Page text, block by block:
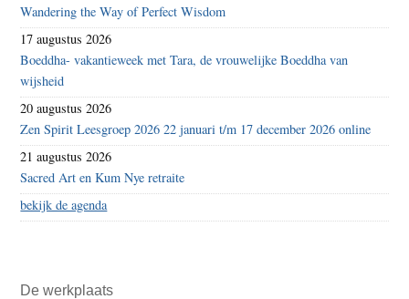
Wandering the Way of Perfect Wisdom
17 augustus 2026
Boeddha- vakantieweek met Tara, de vrouwelijke Boeddha van
wijsheid
20 augustus 2026
Zen Spirit Leesgroep 2026 22 januari t/m 17 december 2026 online
21 augustus 2026
Sacred Art en Kum Nye retraite
bekijk de agenda
De werkplaats